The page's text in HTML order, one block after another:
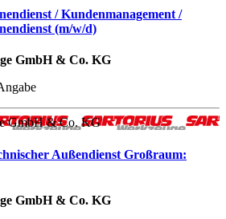
/ Kundenmanagement /
(m/w/d)
GmbH & Co. KG
GmbH & Co. KG
Außendienst Großraum:
GmbH & Co. KG